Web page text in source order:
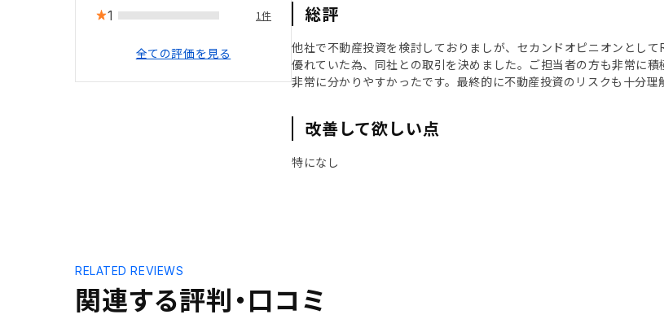
1 1件
全ての評価を見る
総評
他社で不動産投資を検討しておりましが、セカンドオピニオンとし
優れていた為、同社との取引を決めました。ご担当者の方も非常に
非常に分かりやすかったです。最終的に不動産投資のリスクも十分理
改善して欲しい点
特になし
関連する評判・口コミ
RELATED REVIEWS